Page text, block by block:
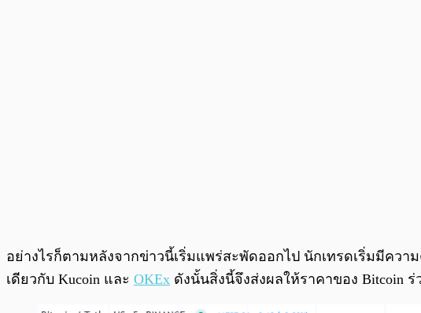
อย่างไรก็ตามหลังจากข่าวนี้เริ่มแพร่สะพัดออกไป นักเทรดเริ่มมีคว
เดียวกับ Kucoin และ OKEx ดังนั้นสิ่งนี้จึงส่งผลให้ราคาของ Bitcoin ร่